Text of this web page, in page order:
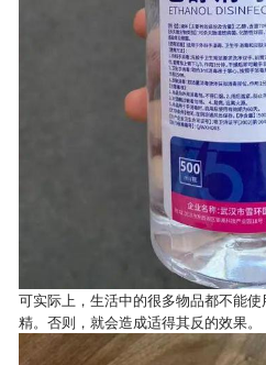
可实际上，生活中的很多物品都不能
精。否则，就会造成适得其反的效果。